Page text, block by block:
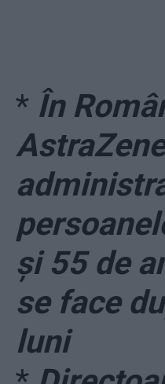
* În
și 55 de
se face
luni